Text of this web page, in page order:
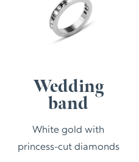
Wedding
band
White gold with
princess-cut diamonds